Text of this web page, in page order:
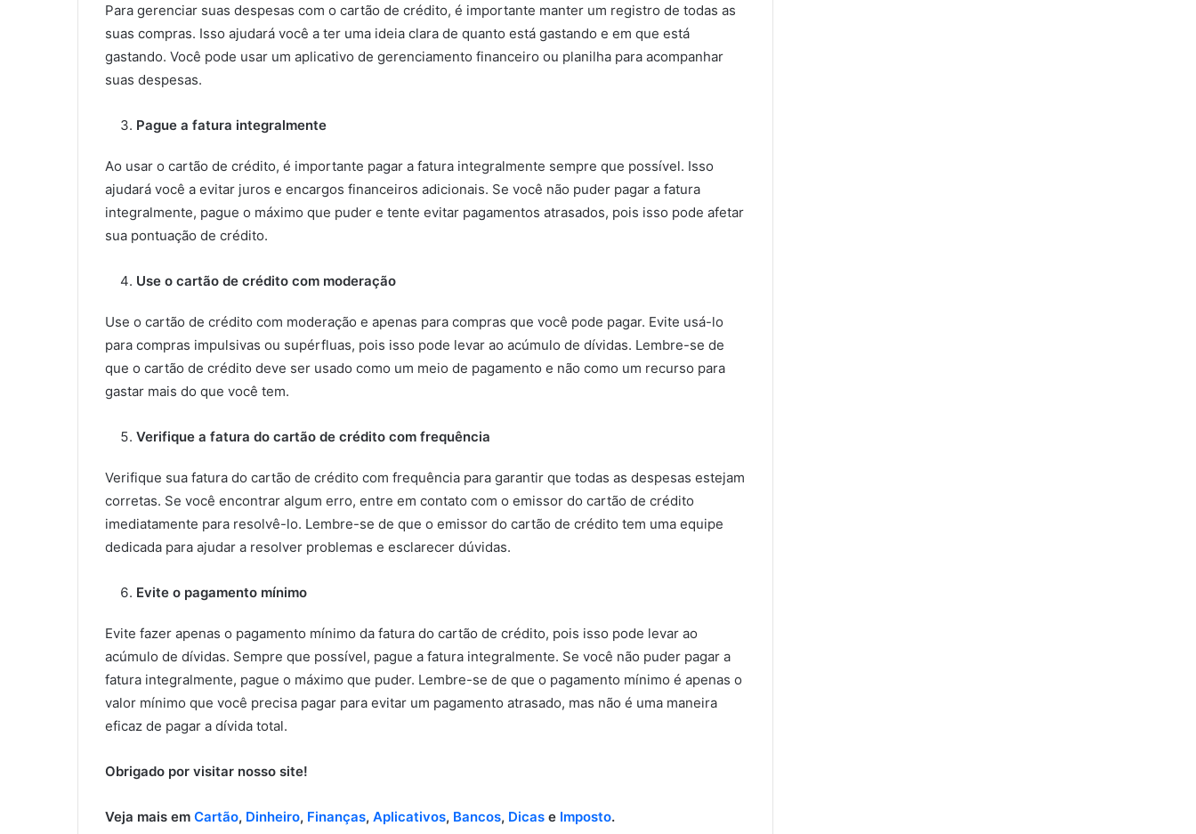
Para gerenciar suas despesas com o cartão de crédito, é importante manter um registro de todas as
suas compras. Isso ajudará você a ter uma ideia clara de quanto está gastando e em que está
gastando. Você pode usar um aplicativo de gerenciamento financeiro ou planilha para acompanhar
suas despesas.
Pague a fatura integralmente
Ao usar o cartão de crédito, é importante pagar a fatura integralmente sempre que possível. Isso
ajudará você a evitar juros e encargos financeiros adicionais. Se você não puder pagar a fatura
integralmente, pague o máximo que puder e tente evitar pagamentos atrasados, pois isso pode afetar
sua pontuação de crédito.
Use o cartão de crédito com moderação
Use o cartão de crédito com moderação e apenas para compras que você pode pagar. Evite usá-lo
para compras impulsivas ou supérfluas, pois isso pode levar ao acúmulo de dívidas. Lembre-se de
que o cartão de crédito deve ser usado como um meio de pagamento e não como um recurso para
gastar mais do que você tem.
Verifique a fatura do cartão de crédito com frequência
Verifique sua fatura do cartão de crédito com frequência para garantir que todas as despesas estejam
corretas. Se você encontrar algum erro, entre em contato com o emissor do cartão de crédito
imediatamente para resolvê-lo. Lembre-se de que o emissor do cartão de crédito tem uma equipe
dedicada para ajudar a resolver problemas e esclarecer dúvidas.
Evite o pagamento mínimo
Evite fazer apenas o pagamento mínimo da fatura do cartão de crédito, pois isso pode levar ao
acúmulo de dívidas. Sempre que possível, pague a fatura integralmente. Se você não puder pagar a
fatura integralmente, pague o máximo que puder. Lembre-se de que o pagamento mínimo é apenas o
valor mínimo que você precisa pagar para evitar um pagamento atrasado, mas não é uma maneira
eficaz de pagar a dívida total.
Obrigado por visitar nosso site!
Veja mais em Cartão, Dinheiro, Finanças, Aplicativos, Bancos, Dicas e Imposto.